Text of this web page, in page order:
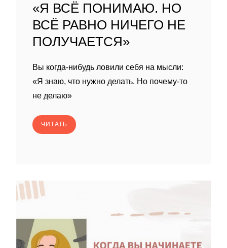
«Я ВСЁ ПОНИМАЮ. НО
ВСЁ РАВНО НИЧЕГО НЕ
ПОЛУЧАЕТСЯ»
Вы когда-нибудь ловили себя на мысли:
«Я знаю, что нужно делать. Но почему-то
не делаю»
ЧИТАТЬ